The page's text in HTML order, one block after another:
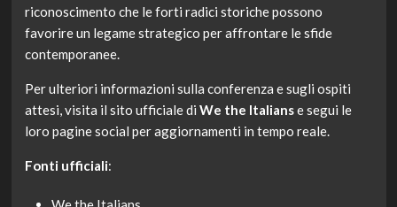
riconoscimento che le forti radici storiche possono
favorire un legame strategico per affrontare le sfide
contemporanee.
Per ulteriori informazioni sulla conferenza e sugli ospiti
attesi, visita il sito ufficiale di We the Italianse segui le
loro pagine social per aggiornamenti in tempo reale.
Fonti ufficiali: